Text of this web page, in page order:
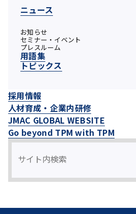
ニュース
お知らせ
セミナー・イベント
プレスルーム
用語集
トピックス
採用情報
人材育成・企業内研修
JMAC GLOBAL WEBSITE
Go beyond TPM with TPM